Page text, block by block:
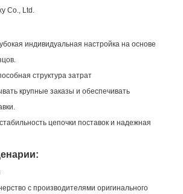
Co., Ltd.
индивидуальная настройка на основе
структура затрат
крупные заказы и обеспечивать
цепочки поставок и надежная
с производителями оригинального